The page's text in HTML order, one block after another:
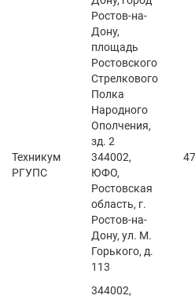
Ростов-на-
Дону,
площадь
Ростовского
Стрелкового
Полка
Народного
Ополчения,
зд. 2
Техникум
РГУПС
344002,
ЮФО,
Ростовская
область, г.
Ростов-на-
Дону, ул. М.
Горького, д.
113
344002,
47